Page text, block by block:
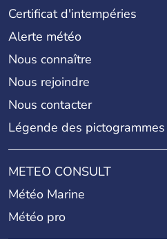
Certificat d'intempéries
Alerte météo
Nous connaître
Nous rejoindre
Nous contacter
Légende des pictogrammes
METEO CONSULT
Météo Marine
Météo pro